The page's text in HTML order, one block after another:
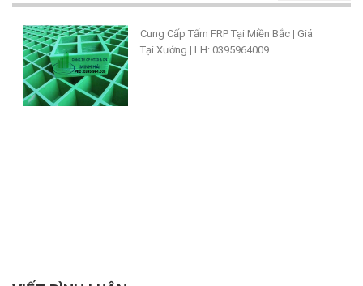
Cung Cấp Tấm FRP Tại Miền Bắc | Giá
Tại Xưởng | LH: 0395964009